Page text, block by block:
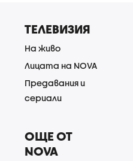
ТЕЛЕВИЗИЯ
На живо
Лицата на NOVA
Предавания и
сериали
ОЩЕ ОТ
NOVA